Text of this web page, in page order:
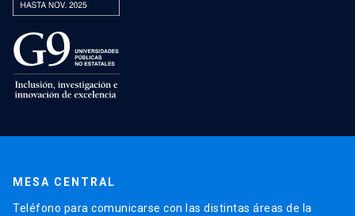
MESA CENTRAL
Teléfono para comunicarse con las distintas áreas de la